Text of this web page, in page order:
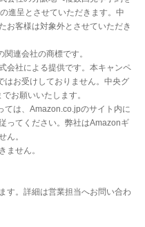
進呈とさせていただきます。中
お客様は対象外とさせていただき
連会社の商標です。
会社による提供です。本キャンペ
はお受けしておりません。中央グ
お願いいたします。
は、Amazon.co.jpのサイト内に
ってください。弊社はAmazonギ
ん。
ません。
す。詳細は営業担当へお問い合わ